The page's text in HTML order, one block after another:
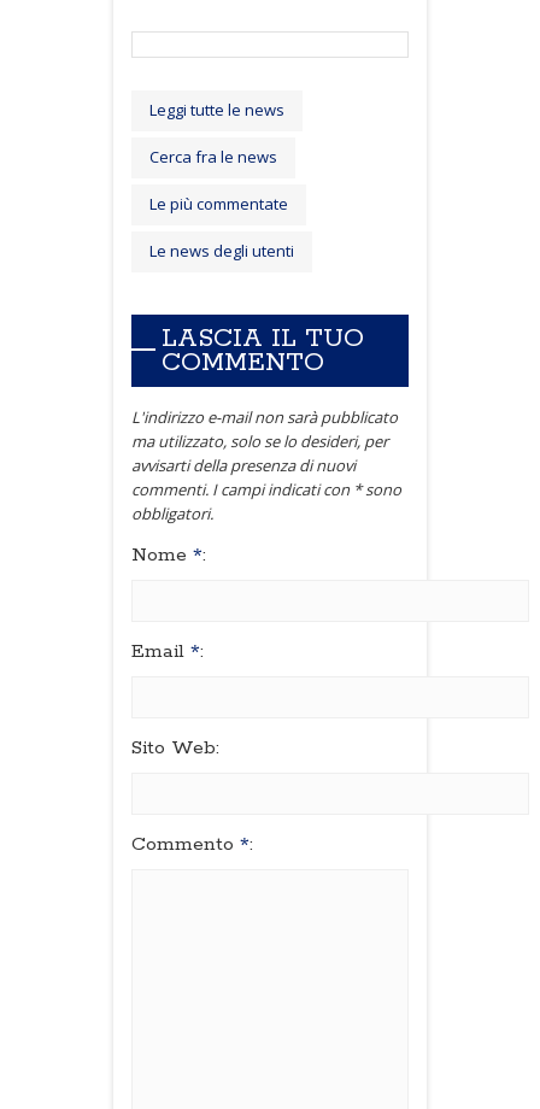
Leggi tutte le news
Cerca fra le news
Le più commentate
Le news degli utenti
LASCIA IL TUO
COMMENTO
L'indirizzo e-mail non sarà pubblicato
ma utilizzato, solo se lo desideri, per
avvisarti della presenza di nuovi
commenti. I campi indicati con * sono
obbligatori.
Nome *:
Email *:
Sito Web:
Commento *: